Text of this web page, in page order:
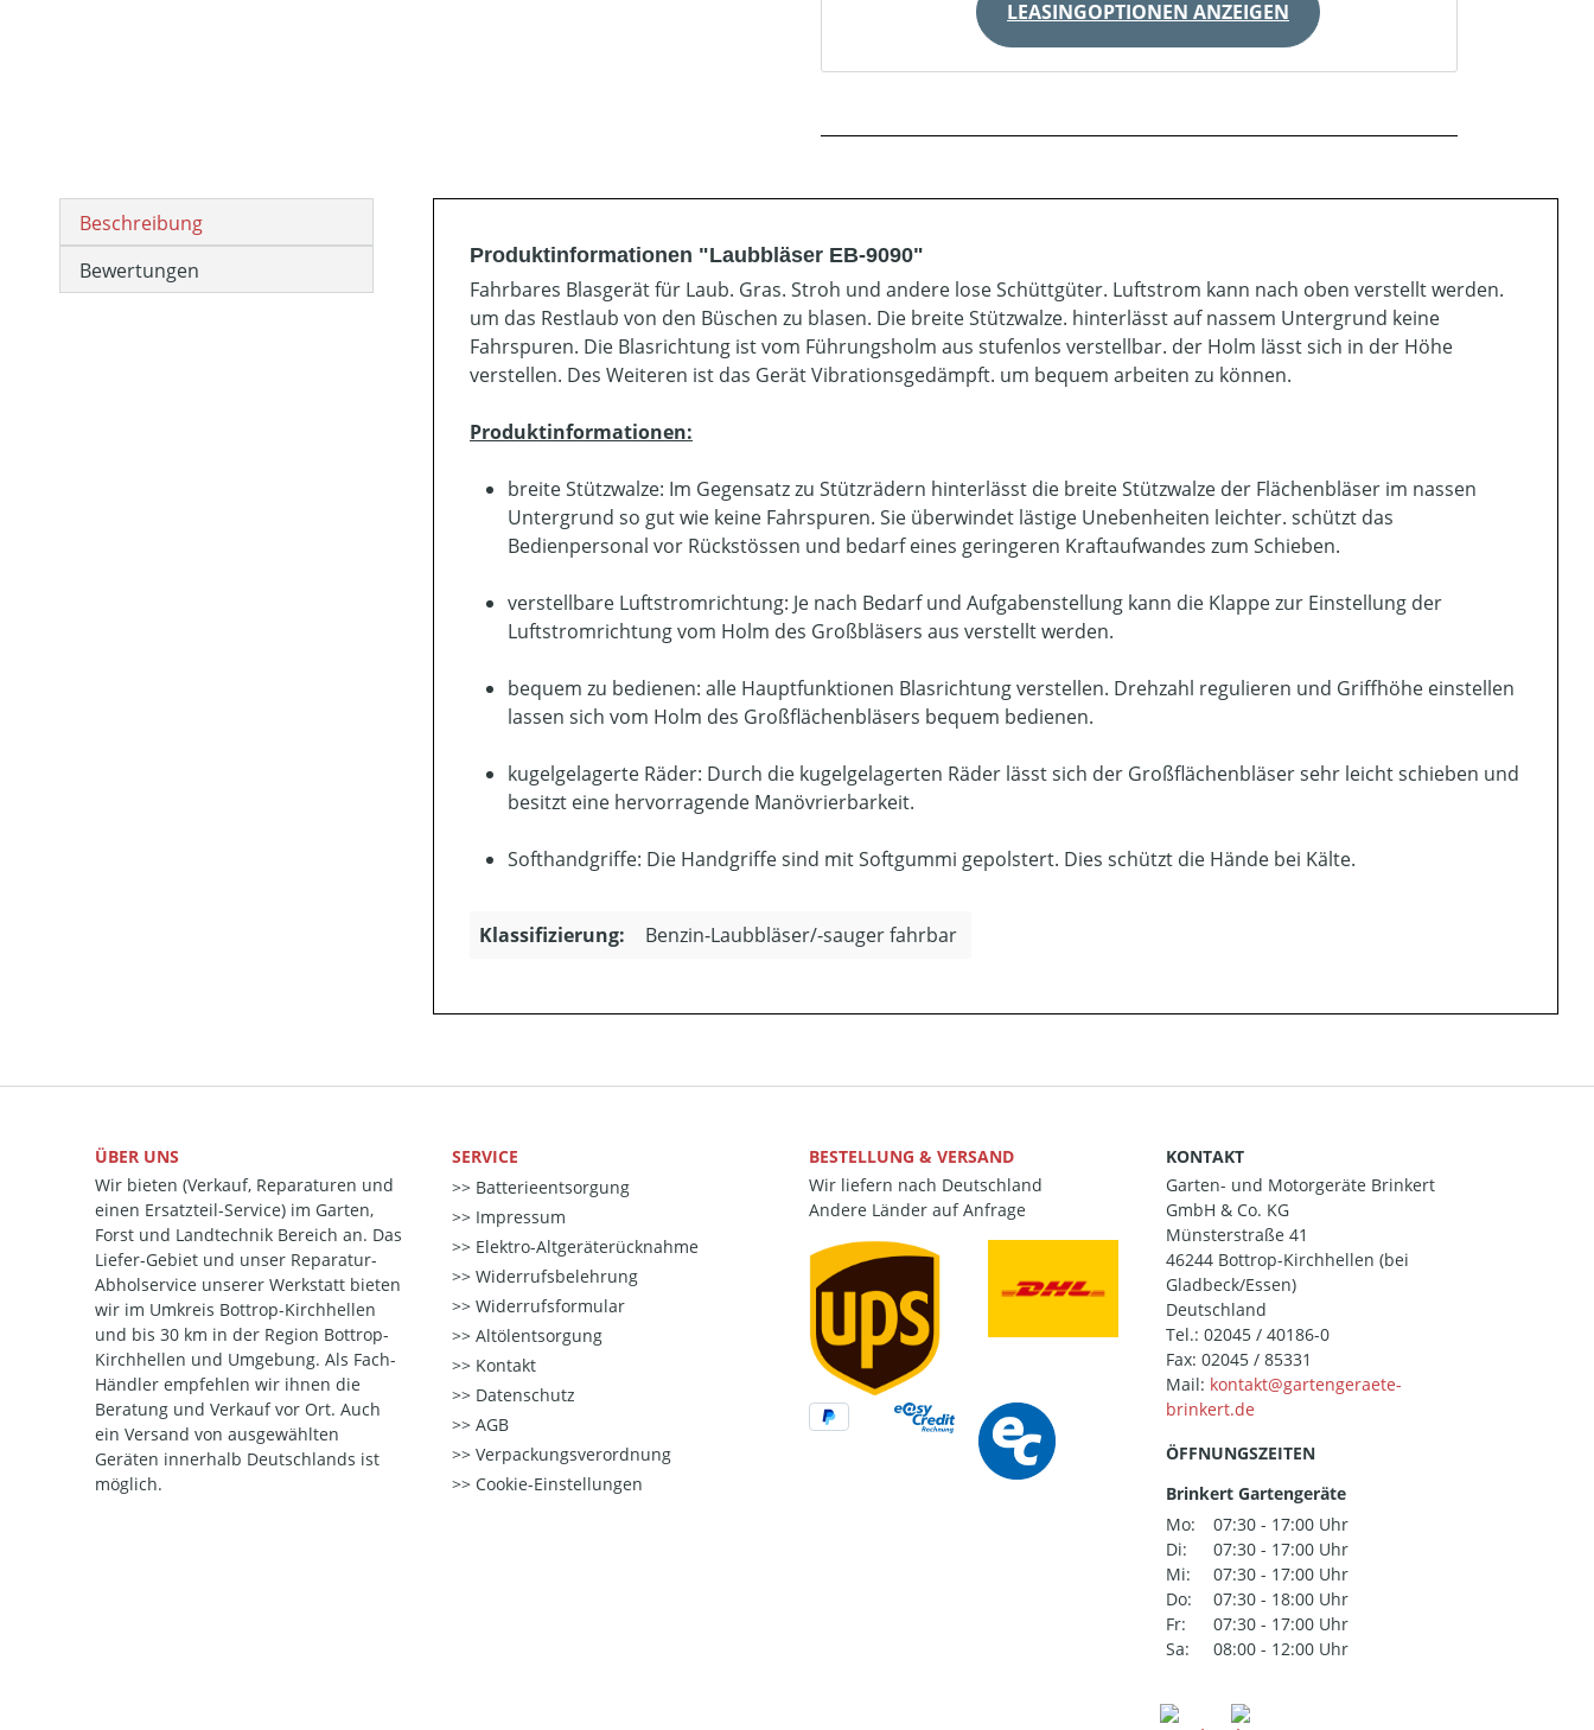
LEASINGOPTIONEN ANZEIGEN
Beschreibung
Bewertungen
Produktinformationen "Laubbläser EB-9090"
Fahrbares Blasgerät für Laub. Gras. Stroh und andere lose Schüttgüter. Luftstrom kann nach oben verstellt werden.
um das Restlaub von den Büschen zu blasen. Die breite Stützwalze. hinterlässt auf nassem Untergrund keine
Fahrspuren. Die Blasrichtung ist vom Führungsholm aus stufenlos verstellbar. der Holm lässt sich in der Höhe
verstellen. Des Weiteren ist das Gerät Vibrationsgedämpft. um bequem arbeiten zu können.
Produktinformationen:
breite Stützwalze: Im Gegensatz zu Stützrädern hinterlässt die breite Stützwalze der Flächenbläser im nassen
Untergrund so gut wie keine Fahrspuren. Sie überwindet lästige Unebenheiten leichter. schützt das
Bedienpersonal vor Rückstössen und bedarf eines geringeren Kraftaufwandes zum Schieben.
verstellbare Luftstromrichtung: Je nach Bedarf und Aufgabenstellung kann die Klappe zur Einstellung der
Luftstromrichtung vom Holm des Großbläsers aus verstellt werden.
bequem zu bedienen: alle Hauptfunktionen Blasrichtung verstellen. Drehzahl regulieren und Griffhöhe einstellen
lassen sich vom Holm des Großflächenbläsers bequem bedienen.
kugelgelagerte Räder: Durch die kugelgelagerten Räder lässt sich der Großflächenbläser sehr leicht schieben und
besitzt eine hervorragende Manövrierbarkeit.
Softhandgriffe: Die Handgriffe sind mit Softgummi gepolstert. Dies schützt die Hände bei Kälte.
Klassifizierung: Benzin-Laubbläser/-sauger fahrbar
ÜBER UNS
Wir bieten (Verkauf, Reparaturen und
einen Ersatzteil-Service) im Garten,
Forst und Landtechnik Bereich an. Das
Liefer-Gebiet und unser Reparatur-
Abholservice unserer Werkstatt bieten
wir im Umkreis Bottrop-Kirchhellen
und bis 30 km in der Region Bottrop-
Kirchhellen und Umgebung. Als Fach-
Händler empfehlen wir ihnen die
Beratung und Verkauf vor Ort. Auch
ein Versand von ausgewählten
Geräten innerhalb Deutschlands ist
möglich.
SERVICE
Batterieentsorgung
Impressum
Elektro-Altgeräterücknahme
Widerrufsbelehrung
Widerrufsformular
Altölentsorgung
Kontakt
Datenschutz
AGB
Verpackungsverordnung
Cookie-Einstellungen
BESTELLUNG & VERSAND
Wir liefern nach Deutschland
Andere Länder auf Anfrage
KONTAKT
Garten- und Motorgeräte Brinkert
GmbH & Co. KG
Münsterstraße 41
46244 Bottrop-Kirchhellen (bei
Gladbeck/Essen)
Deutschland
Tel.: 02045 / 40186-0
Fax: 02045 / 85331
Mail:
ÖFFNUNGSZEITEN
Brinkert Gartengeräte
Mo:
07:30 - 17:00 Uhr
Di:
07:30 - 17:00 Uhr
Mi:
07:30 - 17:00 Uhr
Do:
07:30 - 18:00 Uhr
Fr:
07:30 - 17:00 Uhr
Sa:
08:00 - 12:00 Uhr